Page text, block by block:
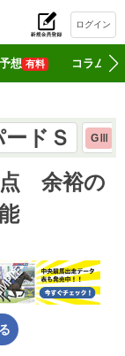
ログイン
想 有料 コラム
ードＳ GⅢ
点 余裕の